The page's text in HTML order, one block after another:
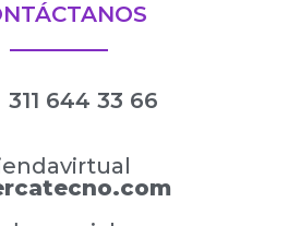
311 644 33 66